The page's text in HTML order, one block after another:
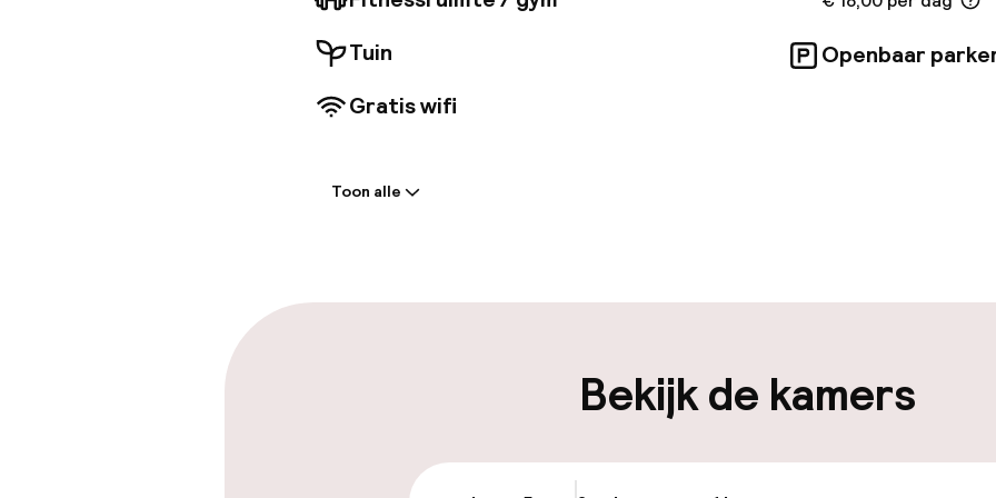
Tuin
Gratis wifi
Openbaar
Parkeergelegenheid op eigen
€ 18,00 per dag
Openbaar
Fietsenstalling
Toon alle
Bekijk de kamers